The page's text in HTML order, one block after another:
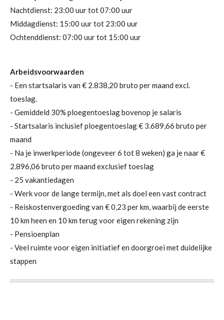
Nachtdienst: 23:00 uur tot 07:00 uur
Middagdienst: 15:00 uur tot 23:00 uur
Ochtenddienst: 07:00 uur tot 15:00 uur
Arbeidsvoorwaarden
- Een startsalaris van € 2.838,20 bruto per maand excl.
toeslag.
- Gemiddeld 30% ploegentoeslag bovenop je salaris
- Startsalaris inclusief ploegentoeslag € 3.689,66 bruto per
maand
- Na je inwerkperiode (ongeveer 6 tot 8 weken) ga je naar €
2.896,06 bruto per maand exclusief toeslag
- 25 vakantiedagen
- Werk voor de lange termijn, met als doel een vast contract
- Reiskostenvergoeding van € 0,23 per km, waarbij de eerste
10 km heen en 10 km terug voor eigen rekening zijn
- Pensioenplan
- Veel ruimte voor eigen initiatief en doorgroei met duidelijke
stappen